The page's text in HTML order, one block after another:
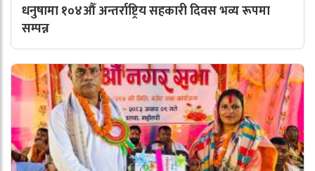
धनुषामा १०४औँ अन्तर्राष्ट्रिय सहकारी दिवस भव्य रूपमा
सम्पन्न